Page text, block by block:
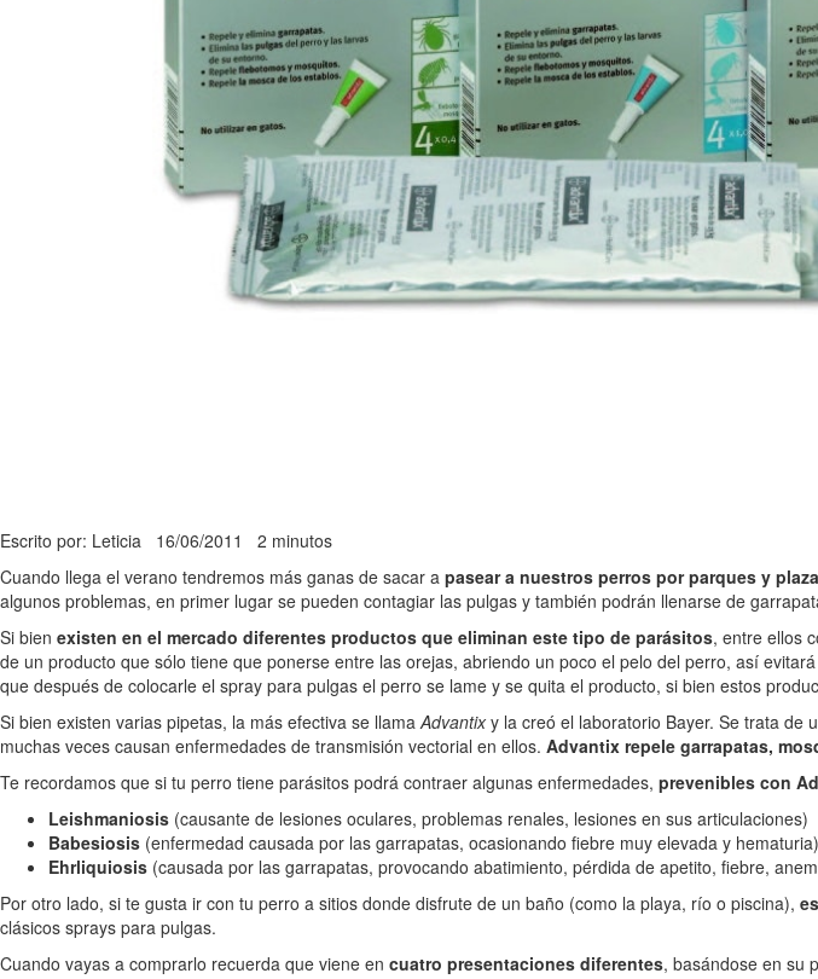
Escrito por: Leticia 16/06/2011 2 minutos
Cuando llega el verano tendremos más ganas de sacar a pasear a nuestros perros por parques y
algunos problemas, en primer lugar se pueden contagiar las pulgas y también podrán llenarse de
Si bien existen en el mercado diferentes productos que eliminan este tipo de parásitos, entre ellos
de un producto que sólo tiene que ponerse entre las orejas, abriendo un poco el pelo del perro, así
que después de colocarle el spray para pulgas el perro se lame y se quita el producto, si bien estos
Si bien existen varias pipetas, la más efectiva se llamaAdvantixy la creó el laboratorio Bayer. Se trata de
muchas veces causan enfermedades de transmisión vectorial en ellos. Advantix repele garrapatas,
Te recordamos que si tu perro tiene parásitos podrá contraer algunas enfermedades, prevenibles con
Leishmaniosis (causante de lesiones oculares, problemas renales, lesiones en sus articulaciones)
Babesiosis (enfermedad causada por las garrapatas, ocasionando fiebre muy elevada y hematuria)
Ehrliquiosis (causada por las garrapatas, provocando abatimiento, pérdida de apetito, fiebre,
Por otro lado, si te gusta ir con tu perro a sitios donde disfrute de un baño (como la playa, río o piscina),
clásicos sprays para pulgas.
Cuando vayas a comprarlo recuerda que viene en cuatro presentaciones diferentes, basándose en su